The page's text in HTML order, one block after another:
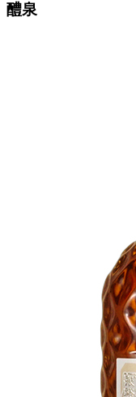
醴泉